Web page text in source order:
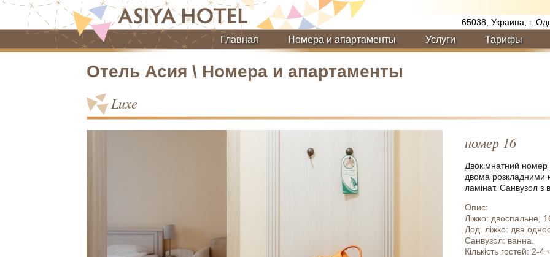
65038, Украина, г.
Главная Номера и апартаменты Услуги Тарифы
Отель Асия \ Номера и апартаменты
Luxe
номер 16
Двокімнатний номер
двома розкладними
ламінат. Санвузол з
Опис:
Ліжко: двоспальне,
Дод. ліжко: два
Санвузол: ванна.
Кількість гостей: 2-4